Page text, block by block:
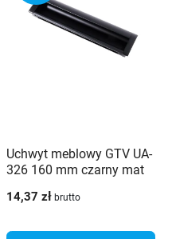
Uchwyt meblowy GTV UA-
326 160 mm czarny mat
14,37 zł brutto